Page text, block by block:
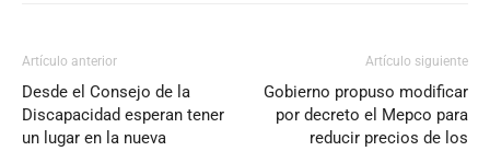
Artículo anterior
Desde el Consejo de la
Discapacidad esperan tener
un lugar en la nueva
Artículo siguiente
Gobierno propuso modificar
por decreto el Mepco para
reducir precios de los